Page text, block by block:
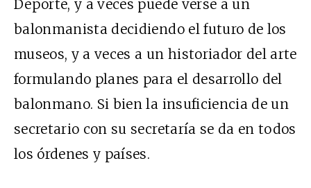
Deporte, y a veces puede verse a un
balonmanista decidiendo el futuro de los
museos, y a veces a un historiador del arte
formulando planes para el desarrollo del
balonmano. Si bien la insuficiencia de un
secretario con su secretaría se da en todos
los órdenes y países.